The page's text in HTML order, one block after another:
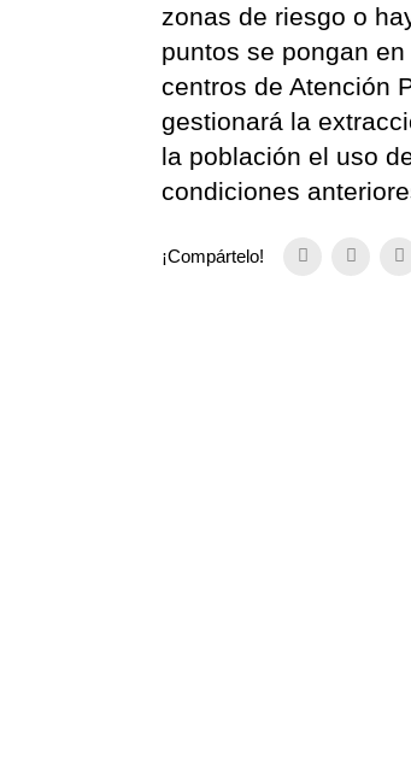
zonas de riesgo o
puntos se pongan
centros de Atención
gestionará la
la población el uso
condiciones
¡Compártelo!